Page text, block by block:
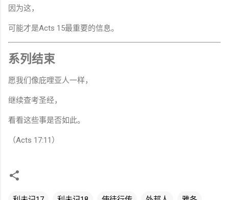
因为这，
可能才是Acts 15最重要的信息。
系列结束
愿我们像庇哩亚人一样，
继续查考圣经，
看看这些事是否如此。
（Acts 17:11）